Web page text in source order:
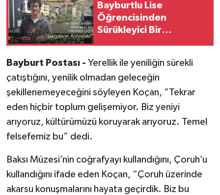
Bayburtlu Lise
Öğrencisinden
Sürükleyici Bir
Bayburt Postası - Yerellik ile yeniliğin sürekli
çatıştığını, yenilik olmadan geleceğin
şekillenemeyeceğini söyleyen Koçan, “Tekrar
eden hiçbir toplum gelişemiyor. Biz yeniyi
arıyoruz, kültürümüzü koruyarak arıyoruz. Temel
felsefemiz bu” dedi.
Baksı Müzesi’nin coğrafyayı kullandığını, Çoruh’u
kullandığını ifade eden Koçan, “Çoruh üzerinde
akarsu konuşmalarını hayata geçirdik. Biz bu